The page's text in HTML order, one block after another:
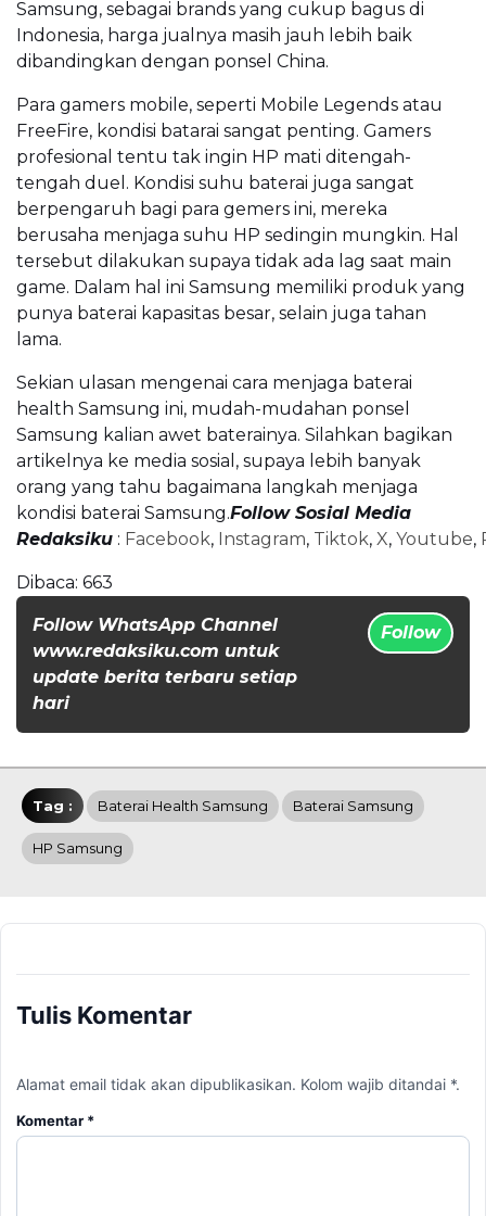
Samsung, sebagai brands yang cukup bagus di
Indonesia, harga jualnya masih jauh lebih baik
dibandingkan dengan ponsel China.
Para gamers mobile, seperti Mobile Legends atau
FreeFire, kondisi batarai sangat penting. Gamers
profesional tentu tak ingin HP mati ditengah-
tengah duel. Kondisi suhu baterai juga sangat
berpengaruh bagi para gemers ini, mereka
berusaha menjaga suhu HP sedingin mungkin. Hal
tersebut dilakukan supaya tidak ada lag saat main
game. Dalam hal ini Samsung memiliki produk yang
punya baterai kapasitas besar, selain juga tahan
lama.
Sekian ulasan mengenai cara menjaga baterai
health Samsung ini, mudah-mudahan ponsel
Samsung kalian awet baterainya. Silahkan bagikan
artikelnya ke media sosial, supaya lebih banyak
orang yang tahu bagaimana langkah menjaga
kondisi baterai Samsung.Follow Sosial Media
Redaksiku : Facebook, Instagram, Tiktok, X, Youtube,
Dibaca: 663
Follow WhatsApp Channel
www.redaksiku.com untuk
update berita terbaru setiap
hari
Follow
Tag : Baterai Health Samsung Baterai Samsung
HP Samsung
Tulis Komentar